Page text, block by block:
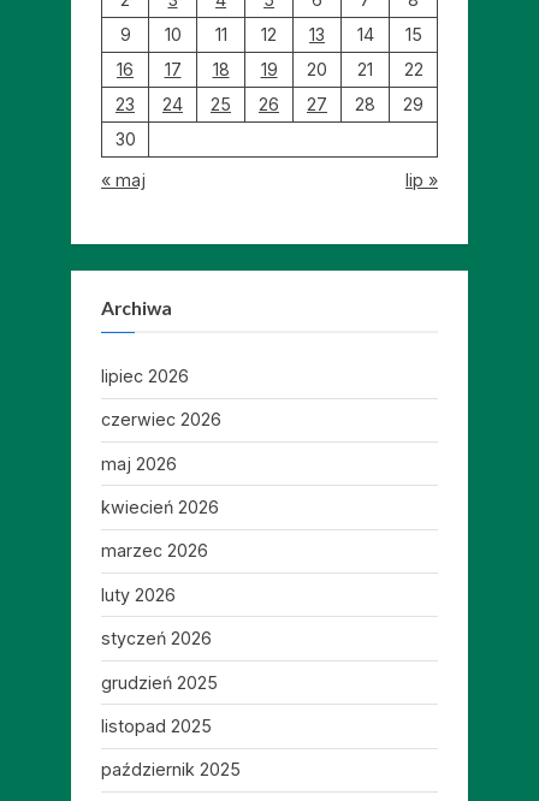
9
10 11 12 13 14
15
16
17 18 19 20 21
22
23
24 25 26 27 28
29
30
« maj lip »
Archiwa
lipiec 2026
czerwiec 2026
maj 2026
kwiecień 2026
marzec 2026
luty 2026
styczeń 2026
grudzień 2025
listopad 2025
październik 2025